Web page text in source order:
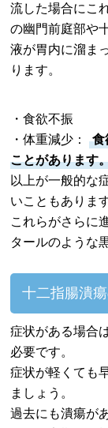
流した場合にこ
の幽門前庭部や
液が胃内に溜ま
ります。
・食欲不振
・体重減少：食
ことがあります
以上が一般的な
いこともあります
これらがさらに
タールのような
十二指腸潰
症状がある場合
必要です。
症状が軽くても
ましょう。
過去にも潰瘍が